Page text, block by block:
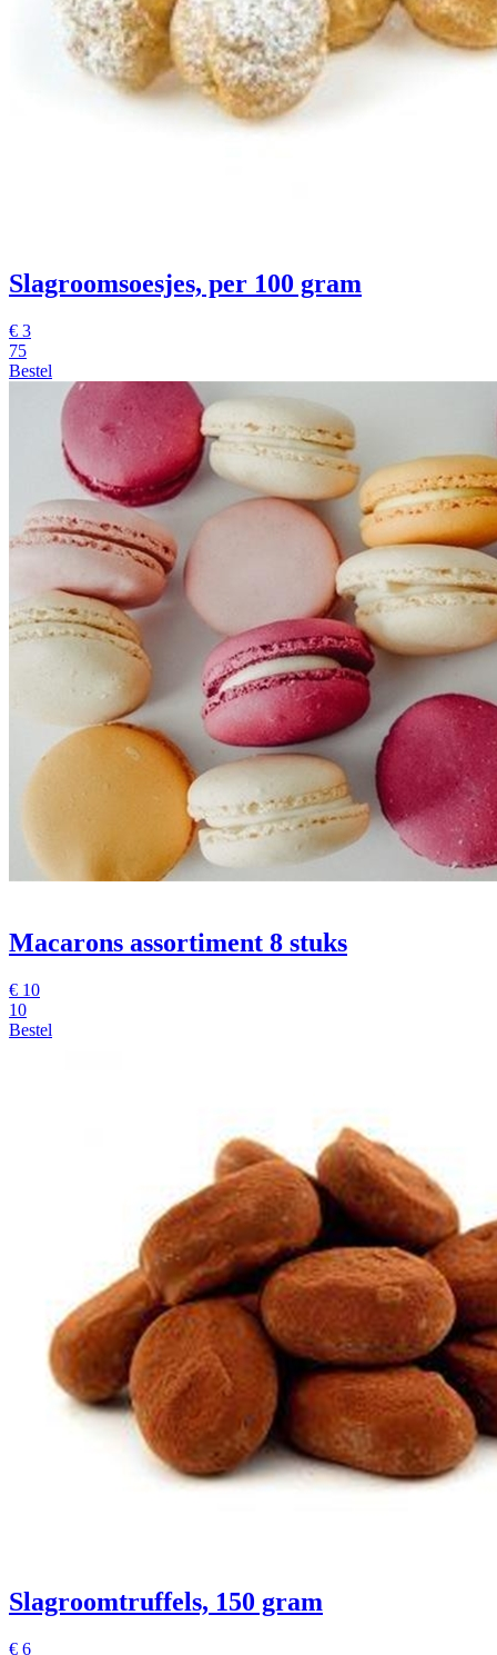
Slagroomsoesjes, per 100 gram
€ 3
75
Bestel
Macarons assortiment 8 stuks
€ 10
10
Bestel
Slagroomtruffels, 150 gram
€ 6